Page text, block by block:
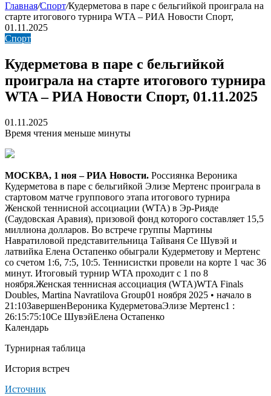
Главная/Спорт/Кудерметова в паре с бельгийкой проиграла на
старте итогового турнира WTA – РИА Новости Спорт,
01.11.2025
Спорт
Кудерметова в паре с бельгийкой
проиграла на старте итогового турнира
WTA – РИА Новости Спорт, 01.11.2025
01.11.2025
Время чтения меньше минуты
МОСКВА, 1 ноя – РИА Новости. Россиянка Вероника
Кудерметова в паре с бельгийкой Элизе Мертенс проиграла в
стартовом матче группового этапа итогового турнира
Женской теннисной ассоциации (WTA) в Эр-Рияде
(Саудовская Аравия), призовой фонд которого составляет 15,5
миллиона долларов. Во встрече группы Мартины
Навратиловой представительница Тайваня Се Шувэй и
латвийка Елена Остапенко обыграли Кудерметову и Мертенс
со счетом 1:6, 7:5, 10:5. Теннисистки провели на корте 1 час 36
минут. Итоговый турнир WTA проходит с 1 по 8
ноября.Женская теннисная ассоциация (WTA)WTA Finals
Doubles, Martina Navratilova Group01 ноября 2025 • начало в
21:10ЗавершенВероника КудерметоваЭлизе Мертенс1 :
26:1 5:75:10Се ШувэйЕлена Остапенко
Календарь
Турнирная таблица
История встреч
Источник